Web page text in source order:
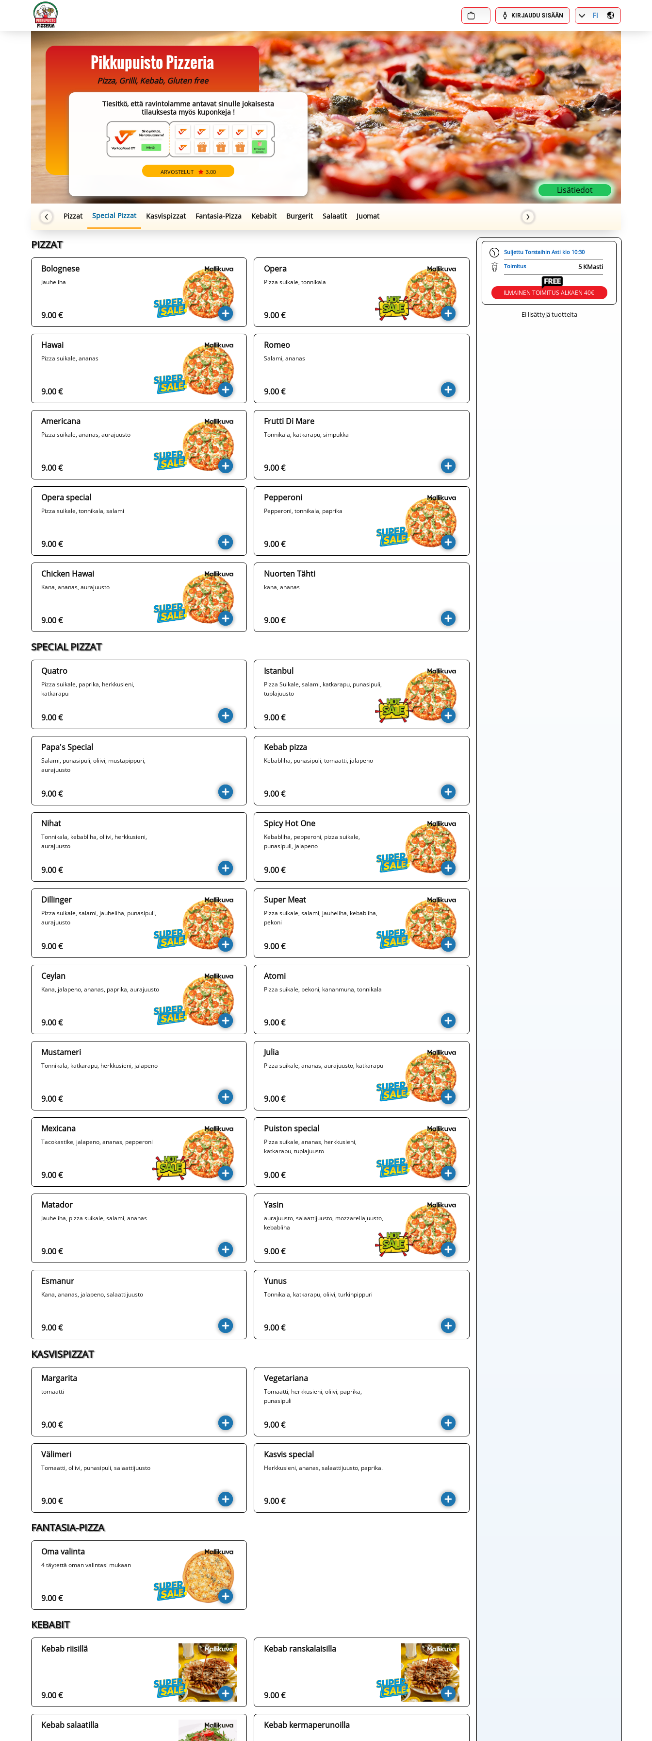
KIRJAUDU SISÄÄN FI
Pikkupuisto Pizzeria
Pizza, Grilli, Kebab, Gluten free
Tiesitkö, että ravintolamme antavat sinulle jokaisesta
tilauksesta myös kuponkeja !
ARVOSTELUT 3.00
Lisätiedot
Pizzat Special Pizzat Kasvispizzat Fantasia-Pizza Kebabit Burgerit Salaatit Juomat
PIZZAT
Bolognese
Jauheliha
9.00 €
Opera
Pizza suikale, tonnikala
9.00 €
Hawai
Pizza suikale, ananas
9.00 €
Romeo
Salami, ananas
9.00 €
Americana
Pizza suikale, ananas, aurajuusto
9.00 €
Frutti Di Mare
Tonnikala, katkarapu, simpukka
9.00 €
Opera special
Pizza suikale, tonnikala, salami
9.00 €
Pepperoni
Pepperoni, tonnikala, paprika
9.00 €
Chicken Hawai
Kana, ananas, aurajuusto
9.00 €
Nuorten Tähti
kana, ananas
9.00 €
SPECIAL PIZZAT
Quatro
Pizza suikale, paprika, herkkusieni,
katkarapu
9.00 €
Istanbul
Pizza Suikale, salami, katkarapu, punasipuli,
tuplajuusto
9.00 €
Papa's Special
Salami, punasipuli, oliivi, mustapippuri,
aurajuusto
9.00 €
Kebab pizza
Kebabliha, punasipuli, tomaatti, jalapeno
9.00 €
Nihat
Tonnikala, kebabliha, oliivi, herkkusieni,
aurajuusto
9.00 €
Spicy Hot One
Kebabliha, pepperoni, pizza suikale,
punasipuli, jalapeno
9.00 €
Dillinger
Pizza suikale, salami, jauheliha, punasipuli,
aurajuusto
9.00 €
Super Meat
Pizza suikale, salami, jauheliha, kebabliha,
pekoni
9.00 €
Ceylan
Kana, jalapeno, ananas, paprika, aurajuusto
9.00 €
Atomi
Pizza suikale, pekoni, kananmuna, tonnikala
9.00 €
Mustameri
Tonnikala, katkarapu, herkkusieni, jalapeno
9.00 €
Julia
Pizza suikale, ananas, aurajuusto, katkarapu
9.00 €
Mexicana
Tacokastike, jalapeno, ananas, pepperoni
9.00 €
Puiston special
Pizza suikale, ananas, herkkusieni,
katkarapu, tuplajuusto
9.00 €
Matador
Jauheliha, pizza suikale, salami, ananas
9.00 €
Yasin
aurajuusto, salaattijuusto, mozzarellajuusto,
kebabliha
9.00 €
Esmanur
Kana, ananas, jalapeno, salaattijuusto
9.00 €
Yunus
Tonnikala, katkarapu, oliivi, turkinpippuri
9.00 €
KASVISPIZZAT
Margarita
tomaatti
9.00 €
Vegetariana
Tomaatti, herkkusieni, oliivi, paprika,
punasipuli
9.00 €
Välimeri
Tomaatti, oliivi, punasipuli, salaattijuusto
9.00 €
Kasvis special
Herkkusieni, ananas, salaattijuusto, paprika.
9.00 €
FANTASIA-PIZZA
Oma valinta
4 täytettä oman valintasi mukaan
9.00 €
KEBABIT
Kebab riisillä
9.00 €
Kebab ranskalaisilla
9.00 €
Kebab salaatilla Kebab kermaperunoilla
Suljettu Torstaihin Asti klo 10:30
Toimitus
5 KMasti
Ilmainen kotiinkuljetus
ILMAINEN TOIMITUS ALKAEN 40€
Ei lisättyjä tuotteita